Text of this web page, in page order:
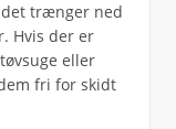
trænger ned
Hvis der er
eller
fri for skidt